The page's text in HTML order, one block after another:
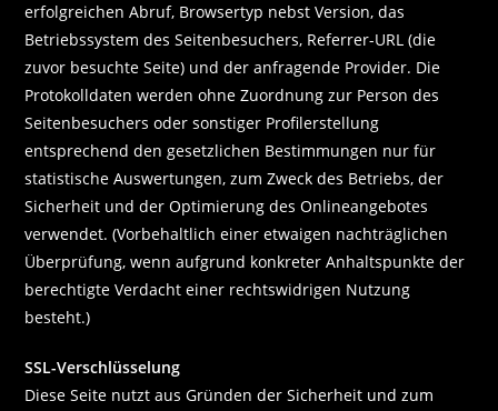
erfolgreichen Abruf, Browsertyp nebst Version, das
Betriebssystem des Seitenbesuchers, Referrer-URL (die
zuvor besuchte Seite) und der anfragende Provider. Die
Protokolldaten werden ohne Zuordnung zur Person des
Seitenbesuchers oder sonstiger Profilerstellung
entsprechend den gesetzlichen Bestimmungen nur für
statistische Auswertungen, zum Zweck des Betriebs, der
Sicherheit und der Optimierung des Onlineangebotes
verwendet. (Vorbehaltlich einer etwaigen nachträglichen
Überprüfung, wenn aufgrund konkreter Anhaltspunkte der
berechtigte Verdacht einer rechtswidrigen Nutzung
besteht.)
SSL-Verschlüsselung
Diese Seite nutzt aus Gründen der Sicherheit und zum